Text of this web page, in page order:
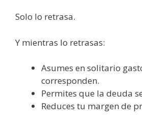
Solo lo retrasa.
Y mientras lo retrasas:
Asumes en solitario
corresponden.
Permites que la deuda
Reduces tu margen de